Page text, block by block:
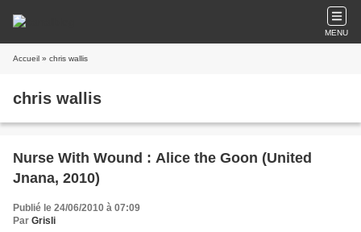
MENU
Accueil » chris wallis
chris wallis
Nurse With Wound : Alice the Goon (United
Jnana, 2010)
Publié le 24/06/2010 à 07:09
Par Grisli